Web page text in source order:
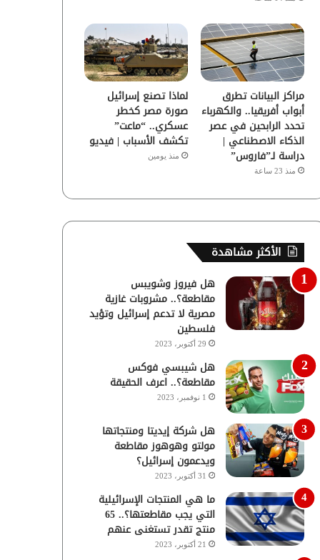
مراكز البيانات تطرق
أبواب أفريقيا.. والكهرباء
تحدد الرابحين في عصر
الذكاء الاصطناعي |
دراسة لـ”فاروس”
منذ 23 ساعة
لماذا تصنع إسرائيل
صورة مصر كخطر
عسكري.. “ماعت”
تكشف الأسباب | فيديو
منذ يومين
الأكثر مشاهدة
هل فيروز وشويبس
مقاطعة؟.. مشروبات غازية
مصرية لا تدعم إسرائيل وتؤيد
فلسطين
29 أكتوبر، 2023
هل شيبسي فوكس
مقاطعة؟.. اعرف الحقيقة
1 نوفمبر، 2023
هل شركة إيديتا ومنتجاتها
مولتو وهوهوز مقاطعة
ويدعمون إسرائيل؟
31 أكتوبر، 2023
ما هي المنتجات الإسرائيلية
التي يجب مقاطعتها؟.. 65
منتج تقدر تستغنى عنهم
21 أكتوبر، 2023